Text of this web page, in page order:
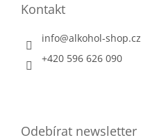
Kontakt
info@alkohol-shop.cz
+420 596 626 090
Odebírat newsletter